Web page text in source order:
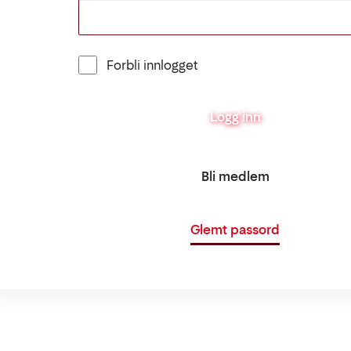
Forbli innlogget
Logg inn
Bli medlem
Glemt passord